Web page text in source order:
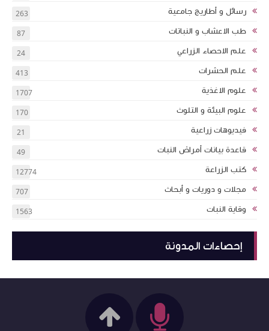
رسائل و أطاريج جامعية 263
طب الاعشاب و النباتات 87
علم الاحصاء الزراعي 24
علم الحشرات 413
علوم الاغذية 1707
علوم البيئة و التلوث 170
فيديوهات زراعية 21
قاعدة بيانات أمراض النبات 49
كتب الزراعة 12774
مجلات و دوريات و أبحاث 707
وقاية النبات 1563
إحصاءات المدونة